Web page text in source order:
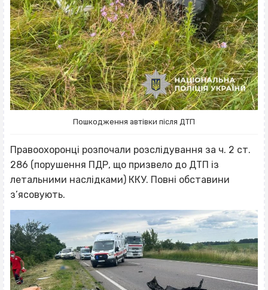
Пошкодження автівки після ДТП
Правоохоронці розпочали розслідування за ч. 2 ст.
286 (порушення ПДР, що призвело до ДТП із
летальними наслідками) ККУ. Повні обставини
з’ясовують.